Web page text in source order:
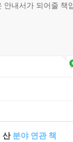
안내서가 되어줄 책
산 분야 연관 책